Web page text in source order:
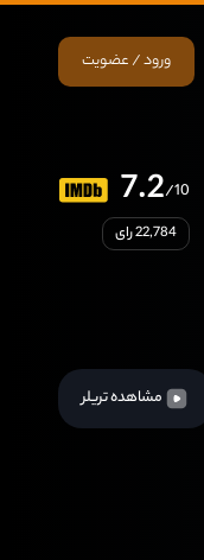
ورود / عضویت
7.2/10
22,784 رای
مشاهده تریلر